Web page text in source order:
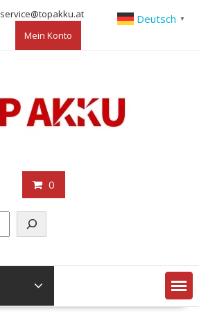
service@topakku.at
Mein Konto
0
Deutsch ▼